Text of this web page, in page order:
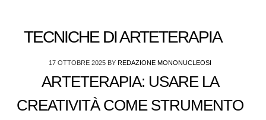
TECNICHE DI ARTETERAPIA
17 OTTOBRE 2025 BY REDAZIONE MONONUCLEOSI
ARTETERAPIA: USARE LA
CREATIVITÀ COME STRUMENTO